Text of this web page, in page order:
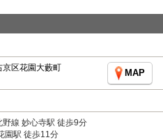
京区花園大藪町
MAP
線 妙心寺駅 徒歩9分
園駅 徒歩11分